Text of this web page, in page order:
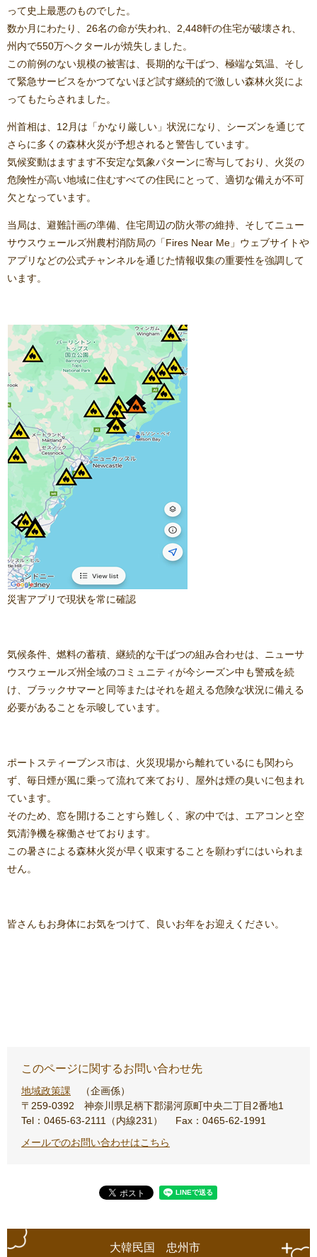
って史上最悪のものでした。
数か月にわたり、26名の命が失われ、2,448軒の住宅が破壊され、
州内で550万ヘクタールが焼失しました。
この前例のない規模の被害は、長期的な干ばつ、極端な気温、そし
て緊急サービスをかつてないほど試す継続的で激しい森林火災によ
ってもたらされました。
州首相は、12月は「かなり厳しい」状況になり、シーズンを通じて
さらに多くの森林火災が予想されると警告しています。
気候変動はますます不安定な気象パターンに寄与しており、火災の
危険性が高い地域に住むすべての住民にとって、適切な備えが不可
欠となっています。
当局は、避難計画の準備、住宅周辺の防火帯の維持、そしてニュー
サウスウェールズ州農村消防局の「Fires Near Me」ウェブサイトや
アプリなどの公式チャンネルを通じた情報収集の重要性を強調して
います。
災害アプリで現状を常に確認
気候条件、燃料の蓄積、継続的な干ばつの組み合わせは、ニューサ
ウスウェールズ州全域のコミュニティが今シーズン中も警戒を続
け、ブラックサマーと同等またはそれを超える危険な状況に備える
必要があることを示唆しています。
ポートスティーブンス市は、火災現場から離れているにも関わら
ず、毎日煙が風に乗って流れて来ており、屋外は煙の臭いに包まれ
ています。
そのため、窓を開けることすら難しく、家の中では、エアコンと空
気清浄機を稼働させております。
この暑さによる森林火災が早く収束することを願わずにはいられま
せん。
皆さんもお身体にお気をつけて、良いお年をお迎えください。
このページに関するお問い合わせ先
地域政策課
企画係
〒259-0392
神奈川県足柄下郡湯河原町中央二丁目2番地1
Tel：0465-63-2111（内線231）
Fax：0465-62-1991
メールでのお問い合わせはこちら
大韓民国 忠州市